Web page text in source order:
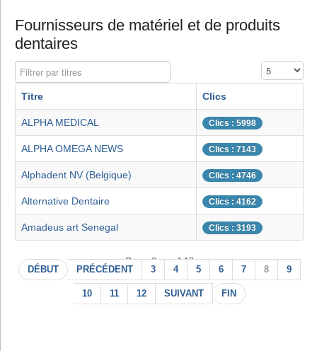
Fournisseurs de matériel et de produits
dentaires
Filtrer par titres Affichage #
Titre Clics
ALPHA MEDICAL Clics : 5998
ALPHA OMEGA NEWS Clics : 7143
Alphadent NV (Belgique) Clics : 4746
Alternative Dentaire Clics : 4162
Amadeus art Senegal Clics : 3193
Page 8 sur 147
DÉBUT PRÉCÉDENT 3 4 5 6 7 8 9
10 11 12 SUIVANT FIN